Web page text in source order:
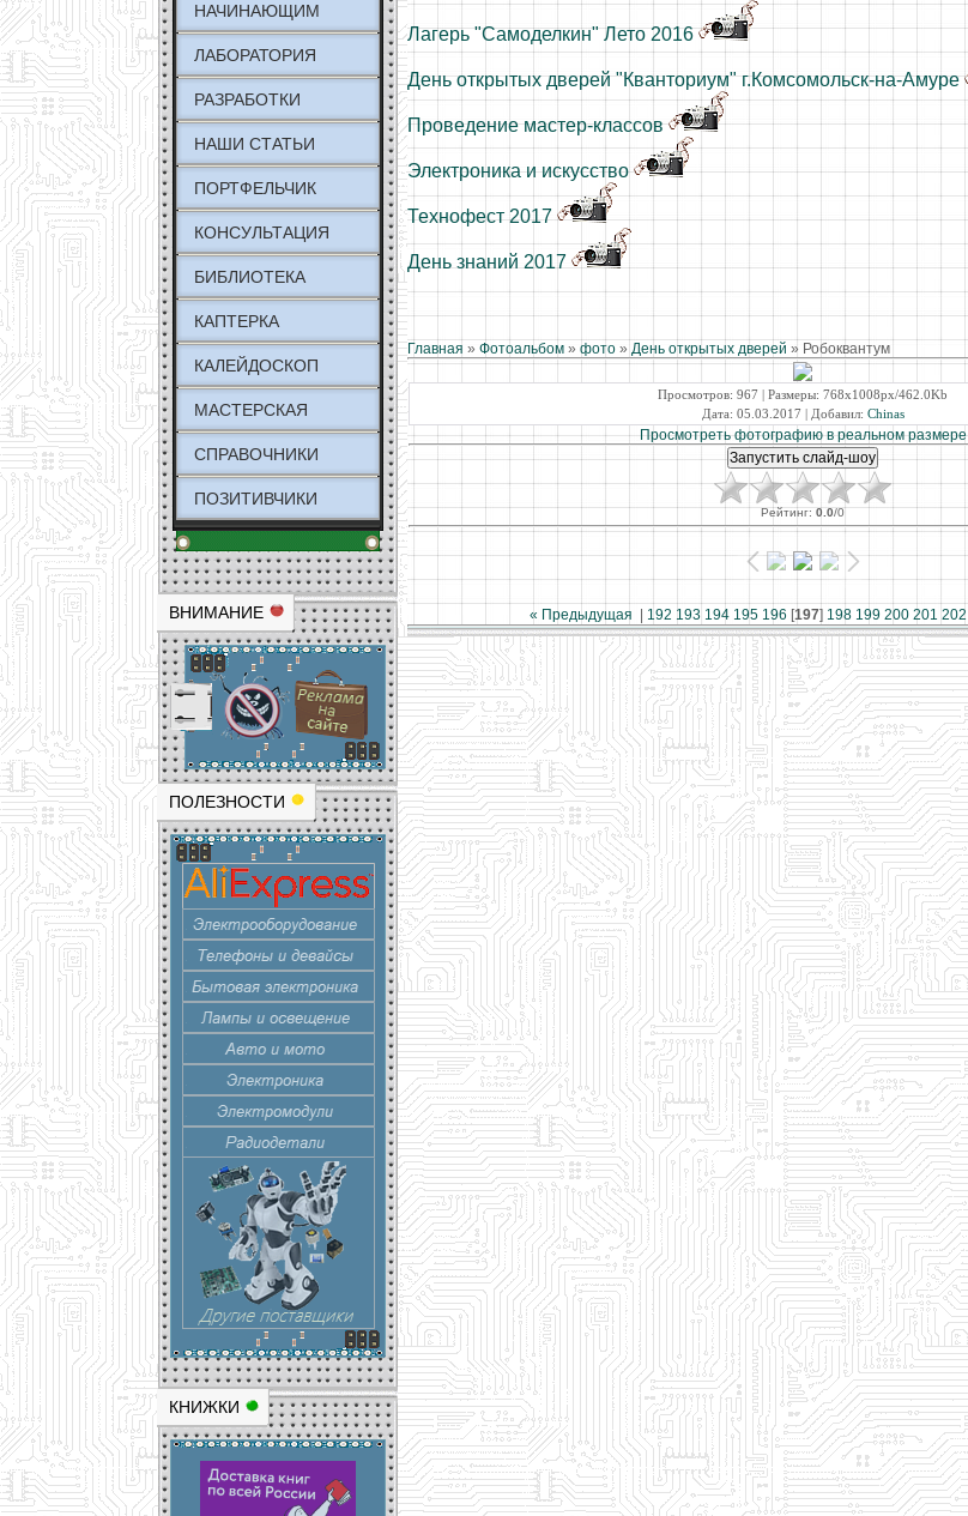
НАЧИНАЮЩИМ
ЛАБОРАТОРИЯ
РАЗРАБОТКИ
НАШИ СТАТЬИ
ПОРТФЕЛЬЧИК
КОНСУЛЬТАЦИЯ
БИБЛИОТЕКА
КАПТЕРКА
КАЛЕЙДОСКОП
МАСТЕРСКАЯ
СПРАВОЧНИКИ
ПОЗИТИВЧИКИ
ВНИМАНИЕ
ПОЛЕЗНОСТИ
КНИЖКИ
Лагерь "Самоделкин" Лето 2016
День открытых дверей "Кванториум" г.Комсомольск-на-Амуре
Проведение мастер-классов
Электроника и искусство
Технофест 2017
День знаний 2017
Главная » Фотоальбом » фото » День открытых дверей » Робоквантум
Просмотров: 967 | Размеры: 768x1008px/462.0Kb
Дата: 05.03.2017 | Добавил: Chinas
Просмотреть фотографию в реальном размере
Рейтинг:0.0/0
« Предыдущая 192 193 194 195 196 [197] 198 199 200 201 202